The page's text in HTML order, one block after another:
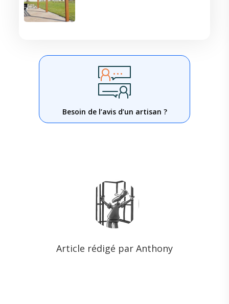
Besoin de l’avis d’un artisan ?
Article rédigé par Anthony